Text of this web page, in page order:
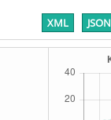
XML JSON